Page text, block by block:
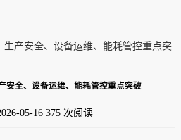
生产安全、设备运维、能耗管控重点突
安全、设备运维、能耗管控重点突破
05-16 375 次阅读